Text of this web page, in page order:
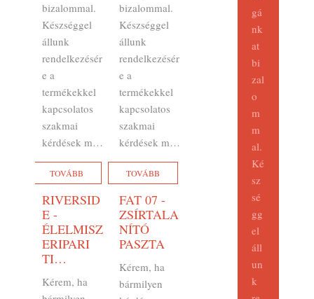
bizalommal.
Készséggel
állunk
rendelkezésér
e a
termékekkel
kapcsolatos
szakmai
kérdések m…
TOVÁBB
bizalommal.
Készséggel
állunk
rendelkezésér
e a
termékekkel
kapcsolatos
szakmai
kérdések m…
TOVÁBB
RIVERSID
E -
ÉLELMISZ
ERIPARI
TI…
Kérem, ha
FAT 07 -
ZSÍRTALA
NÍTÓ
PASZTA
Kérem, ha
bármilyen
gá
nk
at
bi
zal
o
m
m
al.
Ké
sz
sé
gg
el
áll
un
k